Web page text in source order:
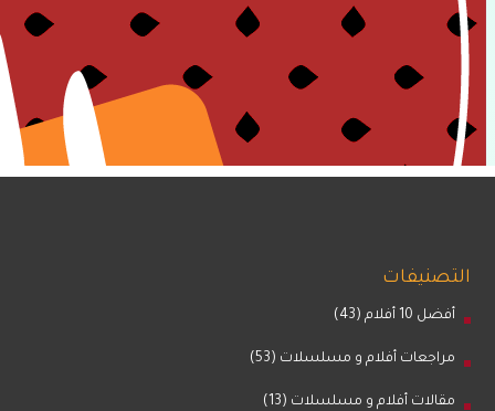
التصنيفات
أفضل 10 أفلام (43)
مراجعات أفلام و مسلسلات (53)
مقالات أفلام و مسلسلات (13)